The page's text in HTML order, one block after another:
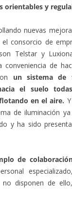
orientables y
nuevas
consorcio de
Telstar y
de
un sistema de
el suelo
en el aire.
de iluminación
y ha sido
de
no disponen de